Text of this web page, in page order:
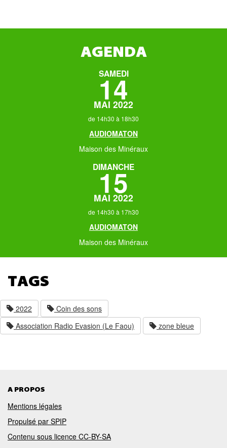
AGENDA
SAMEDI
14
MAI 2022
de 14h30 à 18h30
AUDIOMATON
Maison des Minéraux
DIMANCHE
15
MAI 2022
de 14h30 à 17h30
AUDIOMATON
Maison des Minéraux
TAGS
2022
Coin des sons
Association Radio Evasion (Le Faou)
zone bleue
A PROPOS
Mentions légales
Propulsé par SPIP
Contenu sous licence CC-BY-SA